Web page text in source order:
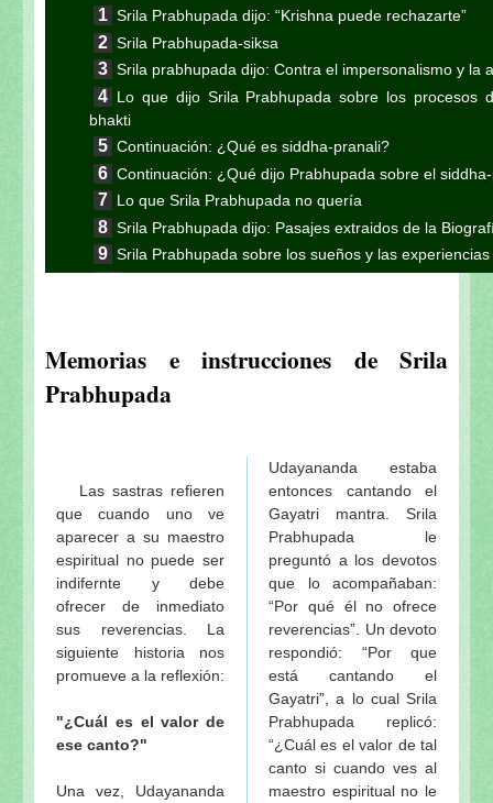
Srila Prabhupada dijo: “Krishna puede rechazarte”
Srila Prabhupada-siksa
Srila prabhupada dijo: Contra el impersonalismo y la
Lo que dijo Srila Prabhupada sobre los procesos
bhakti
Continuación: ¿Qué es siddha-pranali?
Continuación: ¿Qué dijo Prabhupada sobre el
Lo que Srila Prabhupada no quería
Srila Prabhupada dijo: Pasajes extraidos de la
Srila Prabhupada sobre los sueños y las
El Néctar de Prabhupada (Sexta entrega)
El Néctar de Prabhupada (Quinta entrega)
El Néctar de Prabhupada (Segunda entrega)
El Diario de Srila Prabhupada en el Jaladuta-1965
Una carta de Srila Prabhupada a Srila Sridhara
Srila Prabhupada dijo: sobre la calificación de un
Srila Prabhupada uvaca: El principio de yukta
utilizarse en Krishna-seva
Srila Prabhupada uvaca: ¿Quién es un devoto
Srila Prabhupada y los profesores
Los peligros de desviarse de las instrucciones del
El significado del Vyasa-Puja de Srila Prabhupada
Srila Prabhupada dijo
Quien no sigue al guru tal como debe ser no
Pasatiempos de Srila Prabhupada: La primera
Memorias e instrucciones de Srila
Prabhupada
Las sastras refieren
que cuando uno ve
aparecer a su maestro
espiritual no puede ser
indifernte y debe
ofrecer de inmediato
sus reverencias. La
siguiente historia nos
promueve a la reflexión:
"¿Cuál es el valor de
ese canto?"
Una vez, Udayananda
Udayananda estaba
entonces cantando el
Gayatri mantra. Srila
Prabhupada le
preguntó a los devotos
que lo acompañaban:
“Por qué él no ofrece
reverencias”. Un devoto
respondió: “Por que
está cantando el
Gayatri”, a lo cual Srila
Prabhupada replicó:
“¿Cuál es el valor de tal
canto si cuando ves al
maestro espiritual no le